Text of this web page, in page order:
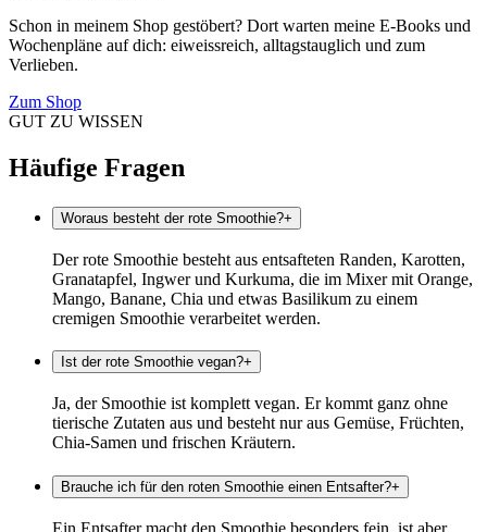
Schon in meinem Shop gestöbert? Dort warten meine E-Books und
Wochenpläne auf dich: eiweissreich, alltagstauglich und zum
Verlieben.
Zum Shop
GUT ZU WISSEN
Häufige Fragen
Woraus besteht der rote Smoothie?+
Der rote Smoothie besteht aus entsafteten Randen, Karotten,
Granatapfel, Ingwer und Kurkuma, die im Mixer mit Orange,
Mango, Banane, Chia und etwas Basilikum zu einem
cremigen Smoothie verarbeitet werden.
Ist der rote Smoothie vegan?+
Ja, der Smoothie ist komplett vegan. Er kommt ganz ohne
tierische Zutaten aus und besteht nur aus Gemüse, Früchten,
Chia-Samen und frischen Kräutern.
Brauche ich für den roten Smoothie einen Entsafter?+
Ein Entsafter macht den Smoothie besonders fein, ist aber